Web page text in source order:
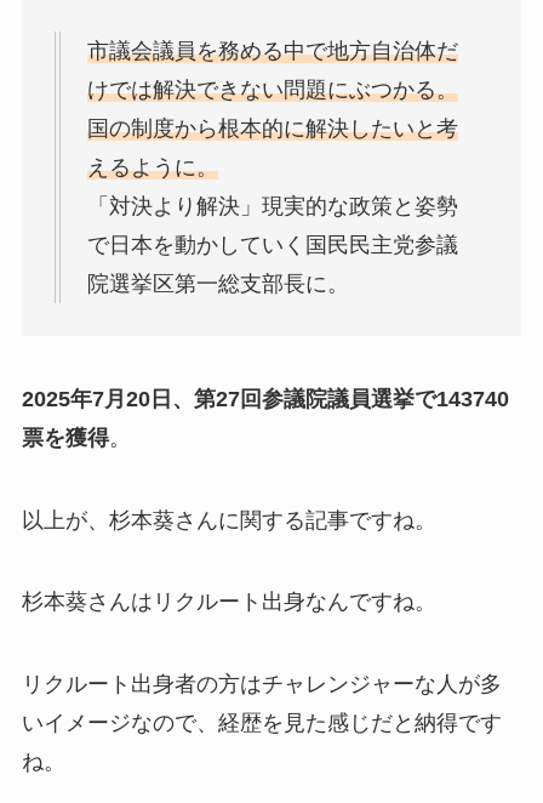
市議会議員を務める中で地方自治体だ
けでは解決できない問題にぶつかる。
国の制度から根本的に解決したいと考
えるように。
「対決より解決」現実的な政策と姿勢
で日本を動かしていく国民民主党参議
院選挙区第一総支部長に。
2025年7月20日、第27回参議院議員選挙で143740
票を獲得。
以上が、杉本葵さんに関する記事ですね。
杉本葵さんはリクルート出身なんですね。
リクルート出身者の方はチャレンジャーな人が多
いイメージなので、経歴を見た感じだと納得です
ね。